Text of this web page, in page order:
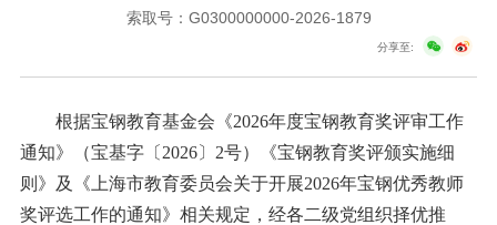
索取号：G0300000000-2026-1879
分享至:
根据宝钢教育基金会《2026年度宝钢教育奖评审工作
通知》（宝基字〔2026〕2号）《宝钢教育奖评颁实施细
则》及《上海市教育委员会关于开展2026年宝钢优秀教师
奖评选工作的通知》相关规定，经各二级党组织择优推